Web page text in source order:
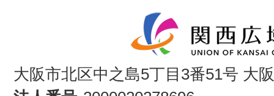
大阪市北区中之島5丁目3番51号 大